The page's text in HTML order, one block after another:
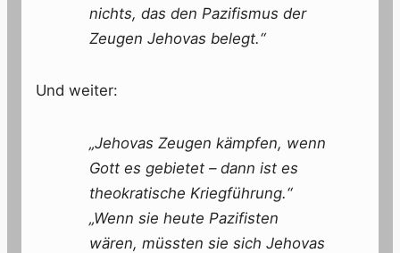
nichts, das den Pazifismus der
Zeugen Jehovas belegt.“
Und weiter:
„Jehovas Zeugen kämpfen, wenn
Gott es gebietet – dann ist es
theokratische Kriegführung.“
„Wenn sie heute Pazifisten
wären, müssten sie sich Jehovas